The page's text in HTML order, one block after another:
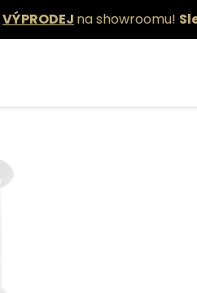
VÝPRODEJ na showroomu!